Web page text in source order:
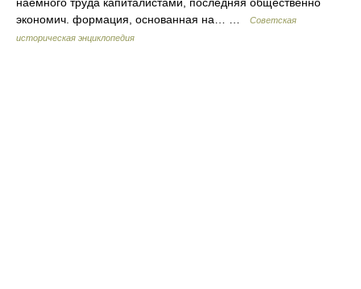
экономич. формация, основанная на… …
Советская
историческая энциклопедия